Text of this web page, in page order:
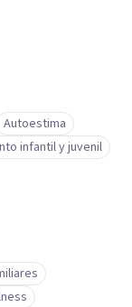
Autoestima
infantil y juvenil